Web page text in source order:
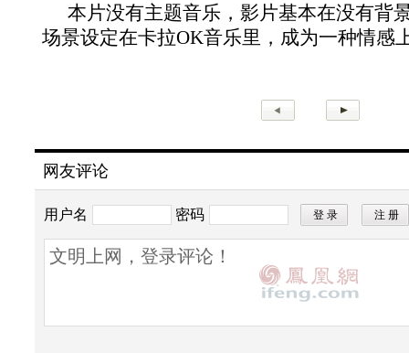
本片没有主题音乐，影片基本在没有背
场景设定在卡拉OK音乐里，成为一种情感
网友评论
用户名 密码